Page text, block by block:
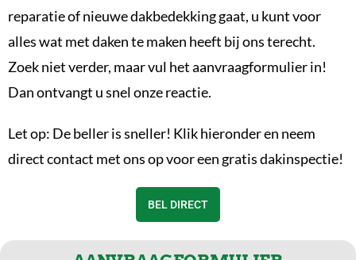
reparatie of nieuwe dakbedekking gaat, u kunt voor
alles wat met daken te maken heeft bij ons terecht.
Zoek niet verder, maar vul het aanvraagformulier in!
Dan ontvangt u snel onze reactie.
Let op: De beller is sneller! Klik hieronder en neem
direct contact met ons op voor een gratis dakinspectie!
BEL DIRECT